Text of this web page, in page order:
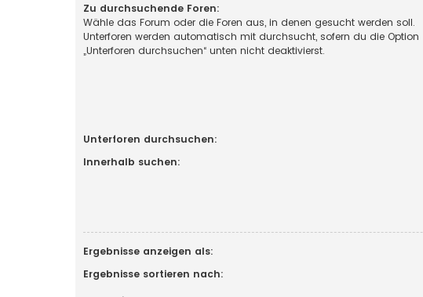
Zu durchsuchende Foren:
Wähle das Forum oder die Foren aus, in denen gesucht werden soll.
Unterforen werden automatisch mit durchsucht, sofern du die Option
„Unterforen durchsuchen“ unten nicht deaktivierst.
Unterforen durchsuchen:
Innerhalb suchen:
Ergebnisse anzeigen als:
Ergebnisse sortieren nach: